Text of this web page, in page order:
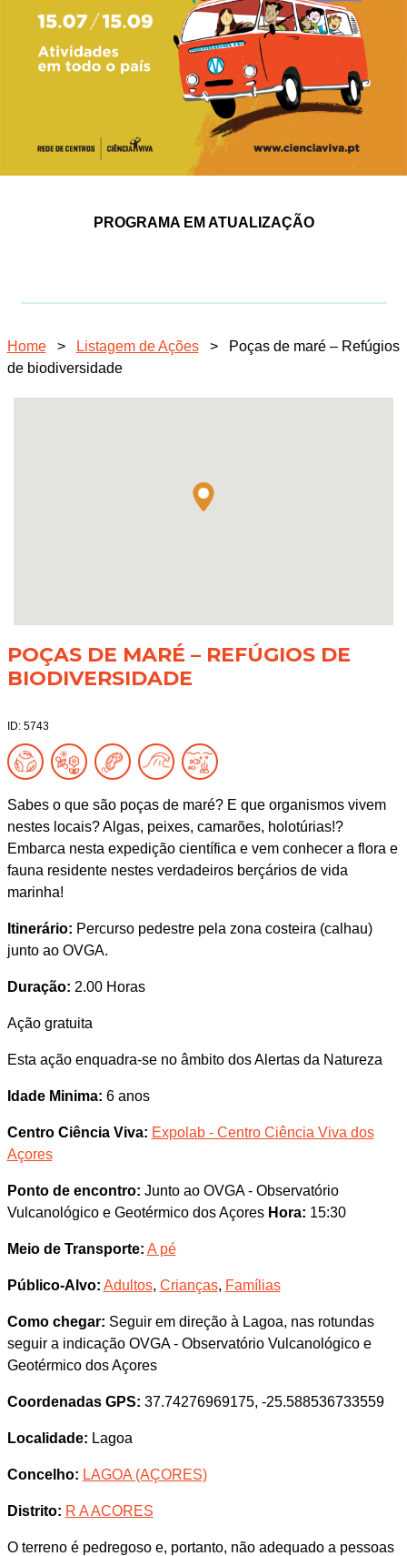
PROGRAMA EM ATUALIZAÇÃO
Home > Listagem de Ações >
Poças de maré – Refúgios
de biodiversidade
POÇAS DE MARÉ – REFÚGIOS DE
BIODIVERSIDADE
ID: 5743
Sabes o que são poças de maré? E que organismos vivem
nestes locais? Algas, peixes, camarões, holotúrias!?
Embarca nesta expedição científica e vem conhecer a flora e
fauna residente nestes verdadeiros berçários de vida
marinha!
Itinerário: Percurso pedestre pela zona costeira (calhau)
junto ao OVGA.
Duração: 2.00 Horas
Ação gratuita
Esta ação enquadra-se no âmbito dos Alertas da Natureza
Idade Minima: 6 anos
Centro Ciência Viva: Expolab - Centro Ciência Viva dos
Açores
Ponto de encontro: Junto ao OVGA - Observatório
Vulcanológico e Geotérmico dos Açores Hora: 15:30
Meio de Transporte: A pé
Público-Alvo: Adultos, Crianças, Famílias
Como chegar: Seguir em direção à Lagoa, nas rotundas
seguir a indicação OVGA - Observatório Vulcanológico e
Geotérmico dos Açores
Coordenadas GPS: 37.74276969175, -25.588536733559
Localidade: Lagoa
Concelho: LAGOA (AÇORES)
Distrito: R A ACORES
O terreno é pedregoso e, portanto, não adequado a pessoas